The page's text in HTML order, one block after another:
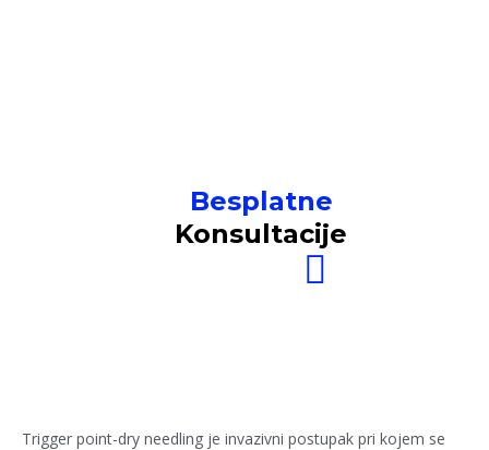
Besplatne
Konsultacije
Trigger point-dry needling je invazivni postupak pri kojem se